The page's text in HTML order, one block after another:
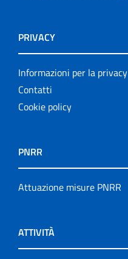
PRIVACY
Informazioni per la privacy
Contatti
Cookie policy
PNRR
Attuazione misure PNRR
ATTIVITÀ